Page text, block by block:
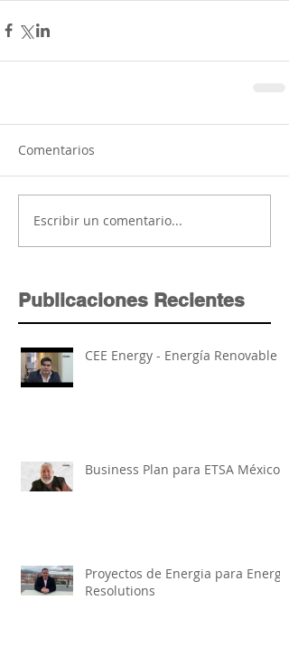
Comentarios
Escribir un comentario...
Publicaciones Recientes
CEE Energy - Energía Renovable
Business Plan para ETSA México
Proyectos de Energia para Energy
Resolutions